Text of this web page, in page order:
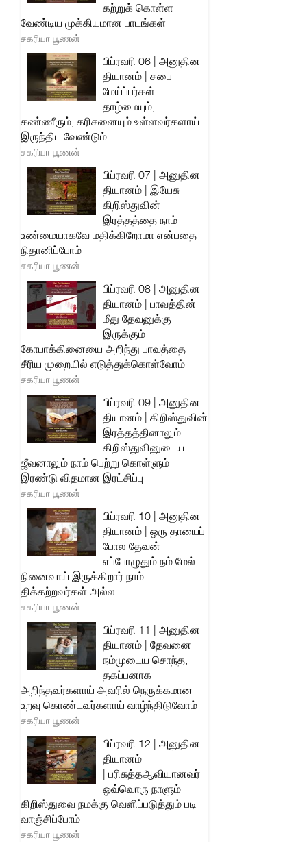
கற்றுக் கொள்ள
வேண்டிய முக்கியமான பாடங்கள்
சகரியா பூணன்
பிப்ரவரி 06 | அனுதின
தியானம் | சபை
மேய்ப்பர்கள்
தாழ்மையும்,
கண்ணீரும், கரிசனையும் உள்ளவர்களாய்
இருந்திட வேண்டும்
சகரியா பூணன்
பிப்ரவரி 07 | அனுதின
தியானம் | இயேசு
கிறிஸ்துவின்
இரத்தத்தை நாம்
உண்மையாகவே மதிக்கிறோமா என்பதை
நிதானிப்போம்
சகரியா பூணன்
பிப்ரவரி 08 | அனுதின
தியானம் | பாவத்தின்
மீது தேவனுக்கு
இருக்கும்
கோபாக்கினையை அறிந்து பாவத்தை
சீரிய முறையில் எடுத்துக்கொள்வோம்
சகரியா பூணன்
பிப்ரவரி 09 | அனுதின
தியானம் | கிறிஸ்துவின்
இரத்தத்தினாலும்
கிறிஸ்துவினுடைய
ஜீவனாலும் நாம் பெற்று கொள்ளும்
இரண்டு விதமான இரட்சிப்பு
சகரியா பூணன்
பிப்ரவரி 10 | அனுதின
தியானம் | ஒரு தாயைப்
போல தேவன்
எப்போழுதும் நம் மேல்
நினைவாய் இருக்கிறார் நாம்
திக்கற்றவர்கள் அல்ல
சகரியா பூணன்
பிப்ரவரி 11 | அனுதின
தியானம் | தேவனை
நம்முடைய சொந்த,
தகப்பனாக
அறிந்தவர்களாய் அவரில் நெருக்கமான
உறவு கொண்டவர்களாய் வாழ்ந்திடுவோம்
சகரியா பூணன்
பிப்ரவரி 12 | அனுதின
தியானம்
| பரிசுத்தஆவியானவர்
ஒவ்வொரு நாளும்
கிறிஸ்துவை நமக்கு வெளிப்படுத்தும் படி
வாஞ்சிப்போம்
சகரியா பூணன்